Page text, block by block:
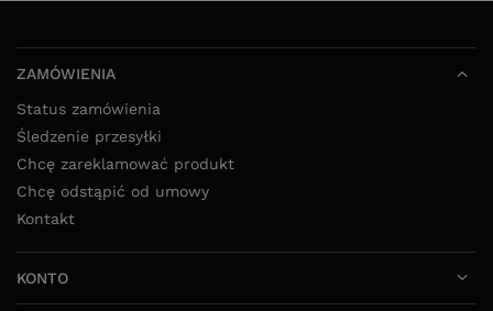
ZAMÓWIENIA
Status zamówienia
Śledzenie przesyłki
Chcę zareklamować produkt
Chcę odstąpić od umowy
Kontakt
KONTO